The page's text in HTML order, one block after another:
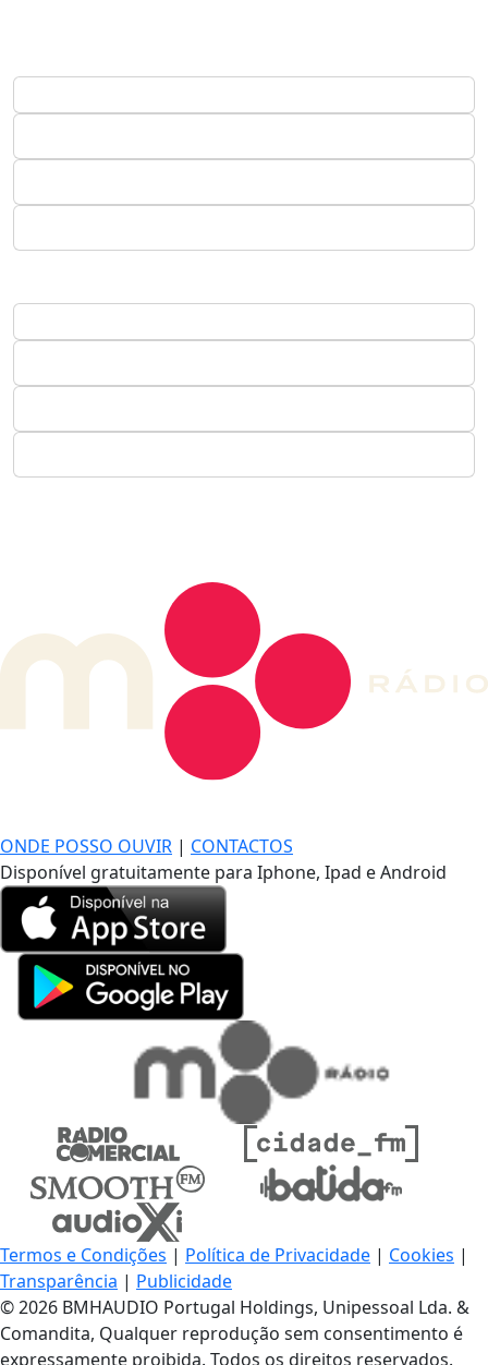
ONDE POSSO OUVIR | CONTACTOS
Disponível gratuitamente para Iphone, Ipad e Android
Termos e Condições | Política de Privacidade | Cookies |
Transparência | Publicidade
© 2026 BMHAUDIO Portugal Holdings, Unipessoal Lda. &
Comandita, Qualquer reprodução sem consentimento é
expressamente proibida. Todos os direitos reservados.